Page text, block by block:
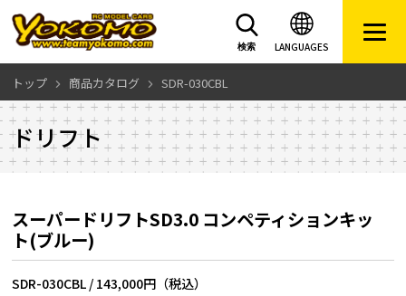
LANGUAGES
検索
トップ 商品カタログ SDR-030CBL
ドリフト
スーパードリフトSD3.0 コンペティションキッ
ト(ブルー)
SDR-030CBL / 143,000円（税込）